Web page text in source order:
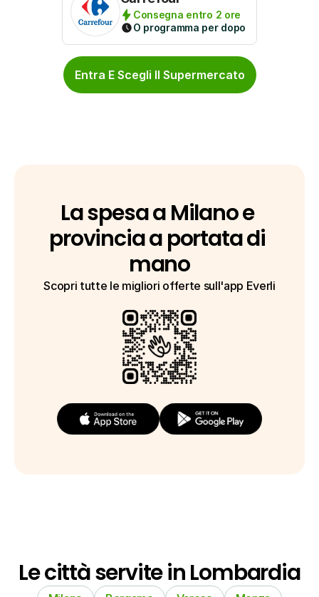
Consegna entro 2 ore
O programma per dopo
Entra E Scegli Il Supermercato
La spesa a Milano e
provincia a portata di
mano
Scopri tutte le migliori offerte sull'app Everli
Le città servite in Lombardia